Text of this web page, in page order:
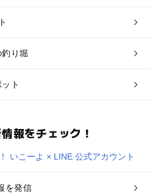
り堀
ト
報をチェック！
を発信